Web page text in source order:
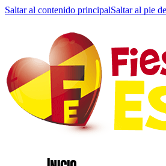
Saltar al contenido principalSaltar al pie